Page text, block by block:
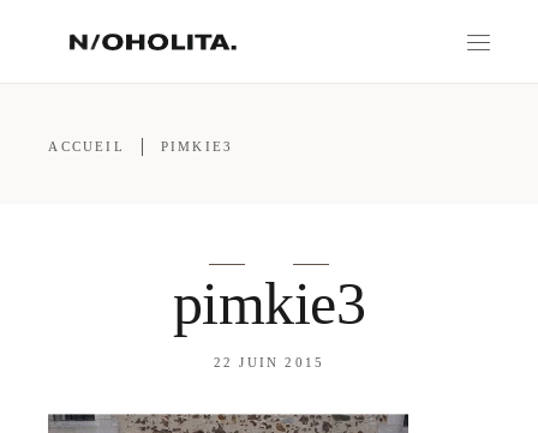
ACCUEIL PIMKIE3
pimkie3
22 JUIN 2015